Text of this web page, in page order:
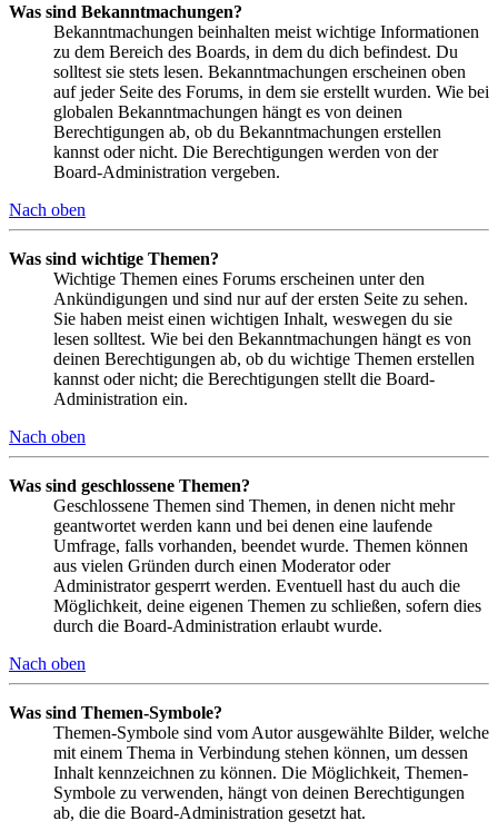
Was sind Bekanntmachungen?
Bekanntmachungen beinhalten meist wichtige Informationen
zu dem Bereich des Boards, in dem du dich befindest. Du
solltest sie stets lesen. Bekanntmachungen erscheinen oben
auf jeder Seite des Forums, in dem sie erstellt wurden. Wie bei
globalen Bekanntmachungen hängt es von deinen
Berechtigungen ab, ob du Bekanntmachungen erstellen
kannst oder nicht. Die Berechtigungen werden von der
Board-Administration vergeben.
Nach oben
Was sind wichtige Themen?
Wichtige Themen eines Forums erscheinen unter den
Ankündigungen und sind nur auf der ersten Seite zu sehen.
Sie haben meist einen wichtigen Inhalt, weswegen du sie
lesen solltest. Wie bei den Bekanntmachungen hängt es von
deinen Berechtigungen ab, ob du wichtige Themen erstellen
kannst oder nicht; die Berechtigungen stellt die Board-
Administration ein.
Nach oben
Was sind geschlossene Themen?
Geschlossene Themen sind Themen, in denen nicht mehr
geantwortet werden kann und bei denen eine laufende
Umfrage, falls vorhanden, beendet wurde. Themen können
aus vielen Gründen durch einen Moderator oder
Administrator gesperrt werden. Eventuell hast du auch die
Möglichkeit, deine eigenen Themen zu schließen, sofern dies
durch die Board-Administration erlaubt wurde.
Nach oben
Was sind Themen-Symbole?
Themen-Symbole sind vom Autor ausgewählte Bilder, welche
mit einem Thema in Verbindung stehen können, um dessen
Inhalt kennzeichnen zu können. Die Möglichkeit, Themen-
Symbole zu verwenden, hängt von deinen Berechtigungen
ab, die die Board-Administration gesetzt hat.